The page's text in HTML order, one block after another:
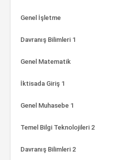
Genel İşletme
Davranış Bilimleri 1
Genel Matematik
İktisada Giriş 1
Genel Muhasebe 1
Temel Bilgi Teknolojileri 2
Davranış Bilimleri 2